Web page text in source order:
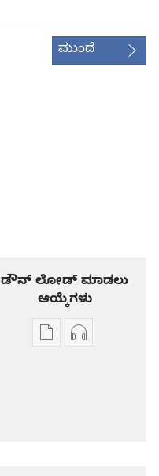
ಮುಂದೆ
ಡೌನ್ ಲೋಡ್ ಮಾಡಲು
ಆಯ್ಕೆಗಳು
ಪ್ರಕಾಶನಆಡಿಯೋ